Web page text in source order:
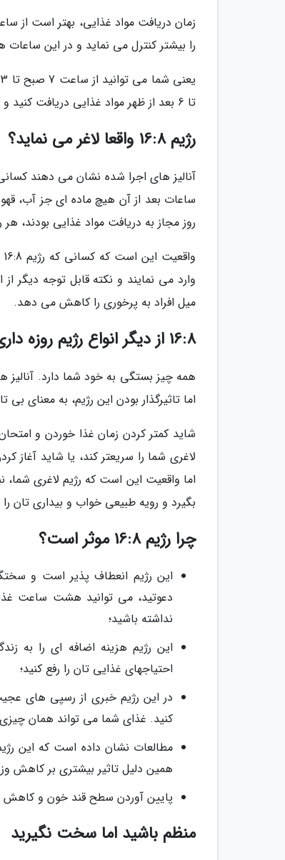
زمان دریافت مواد غذایی، بهتر است از
را بیشتر کنترل می نماید و در این
تا 6 بعد از ظهر مواد غذایی دریافت کنید و هشت ساعت بعد از 6 عصر روزه داری کنید.
رژیم 16:8 واقعا لاغر می نماید؟
ساعات بعد از آن هیچ ماده ای جز آب،
روز مجاز به دریافت مواد غذایی بودند، هر روز 350 کالری کمتر دریافت
وارد می نمایند و نکته قابل توجه دیگر
میل افراد به پرخوری را کاهش می دهد.
16:8 از دیگر انواع رژیم روزه داری بهتر است؟
همه چیز بستگی به خود شما دارد. آنالیز
اما تاثیرگذار بودن این رژیم، به معنای
اما واقعیت این است که رژیم لاغری شما،
بگیرد و رویه طبیعی خواب و بیداری تان
چرا رژیم 16:8 موثر است؟
این رژیم انعطاف پذیر است و
دعوتید، می توانید هشت ساعت
نداشته باشید؛
این رژیم هزینه اضافه ای را به
احتیاجهای غذایی تان را رفع کنید؛
در این رژیم خبری از رسپی های
کنید. غذای شما می تواند همان
مطالعات نشان داده است که این
همین دلیل تاثیر بیشتری بر کاهش
پایین آوردن سطح قند خون و کاهش
منظم باشید اما سخت نگیرید